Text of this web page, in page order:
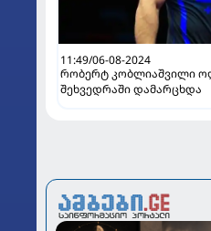
11:49/06-08-2024
რობერტ კობლიაშვილი
შეხვედრაში დამარცხდა